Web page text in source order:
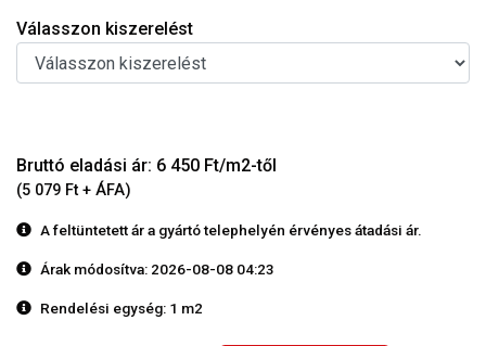
Válasszon kiszerelést
Bruttó eladási ár: 6 450 Ft/m2-től
(5 079 Ft + ÁFA)
A feltüntetett ár a gyártó telephelyén érvényes átadási ár.
Árak módosítva: 2026-08-08 04:23
Rendelési egység: 1 m2